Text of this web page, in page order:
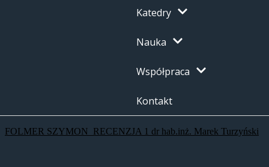
Katedry
Nauka
Współpraca
Kontakt
FOLMER SZYMON_RECENZJA 1 dr hab.inż. Marek Turzyński